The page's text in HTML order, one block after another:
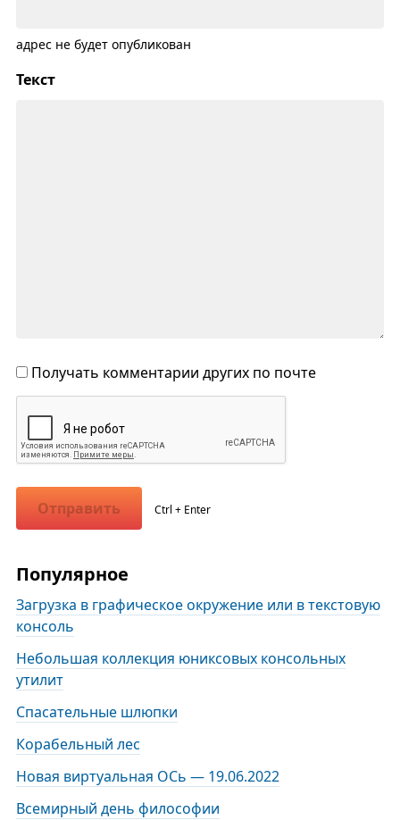
адрес не будет опубликован
Текст
Получать комментарии других по почте
Отправить Ctrl + Enter
Популярное
Загрузка в графическое окружение или в текстовую
консоль
Небольшая коллекция юниксовых консольных
утилит
Спасательные шлюпки
Корабельный лес
Новая виртуальная ОСь — 19.06.2022
Всемирный день философии